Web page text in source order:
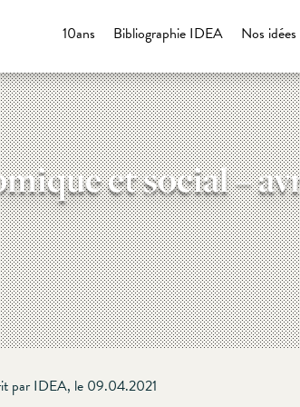
Nos idées
Bibliographie IDEA
10ans
et social –
par IDEA, le 09.04.2021